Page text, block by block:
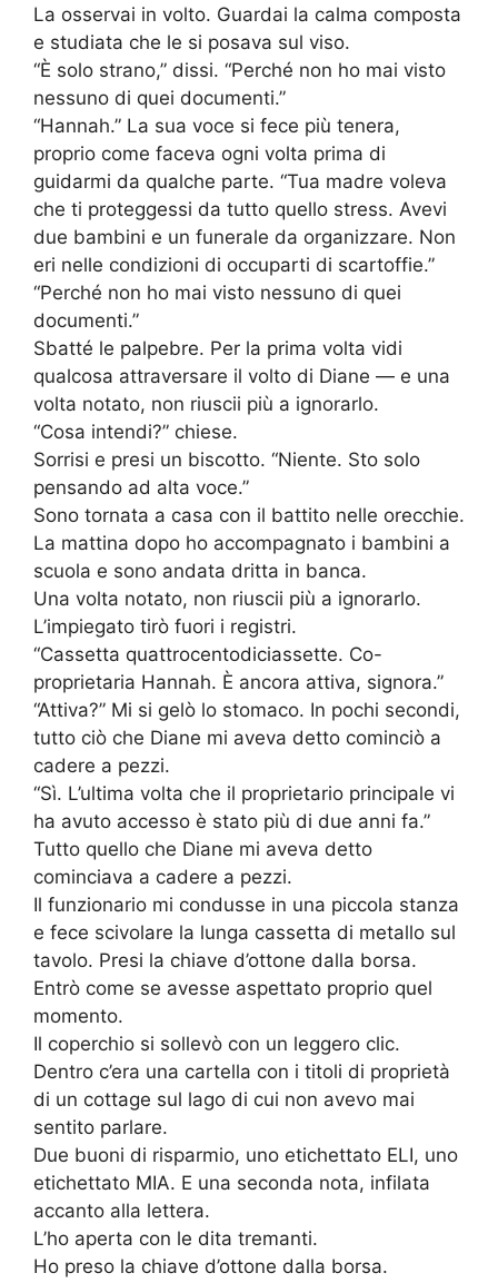
La osservai in volto. Guardai la calma composta
e studiata che le si posava sul viso.
“È solo strano,” dissi. “Perché non ho mai visto
nessuno di quei documenti.”
“Hannah.” La sua voce si fece più tenera,
proprio come faceva ogni volta prima di
guidarmi da qualche parte. “Tua madre voleva
che ti proteggessi da tutto quello stress. Avevi
due bambini e un funerale da organizzare. Non
eri nelle condizioni di occuparti di scartoffie.”
“Perché non ho mai visto nessuno di quei
documenti.”
Sbatté le palpebre. Per la prima volta vidi
qualcosa attraversare il volto di Diane — e una
volta notato, non riuscii più a ignorarlo.
“Cosa intendi?” chiese.
Sorrisi e presi un biscotto. “Niente. Sto solo
pensando ad alta voce.”
Sono tornata a casa con il battito nelle orecchie.
La mattina dopo ho accompagnato i bambini a
scuola e sono andata dritta in banca.
Una volta notato, non riuscii più a ignorarlo.
L’impiegato tirò fuori i registri.
“Cassetta quattrocentodiciassette. Co-
proprietaria Hannah. È ancora attiva, signora.”
“Attiva?” Mi si gelò lo stomaco. In pochi secondi,
tutto ciò che Diane mi aveva detto cominciò a
cadere a pezzi.
“Sì. L’ultima volta che il proprietario principale vi
ha avuto accesso è stato più di due anni fa.”
Tutto quello che Diane mi aveva detto
cominciava a cadere a pezzi.
Il funzionario mi condusse in una piccola stanza
e fece scivolare la lunga cassetta di metallo sul
tavolo. Presi la chiave d’ottone dalla borsa.
Entrò come se avesse aspettato proprio quel
momento.
Il coperchio si sollevò con un leggero clic.
Dentro c’era una cartella con i titoli di proprietà
di un cottage sul lago di cui non avevo mai
sentito parlare.
Due buoni di risparmio, uno etichettato ELI, uno
etichettato MIA. E una seconda nota, infilata
accanto alla lettera.
L’ho aperta con le dita tremanti.
Ho preso la chiave d’ottone dalla borsa.